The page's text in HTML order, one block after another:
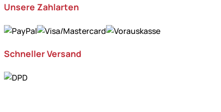
Unsere Zahlarten
Schneller Versand